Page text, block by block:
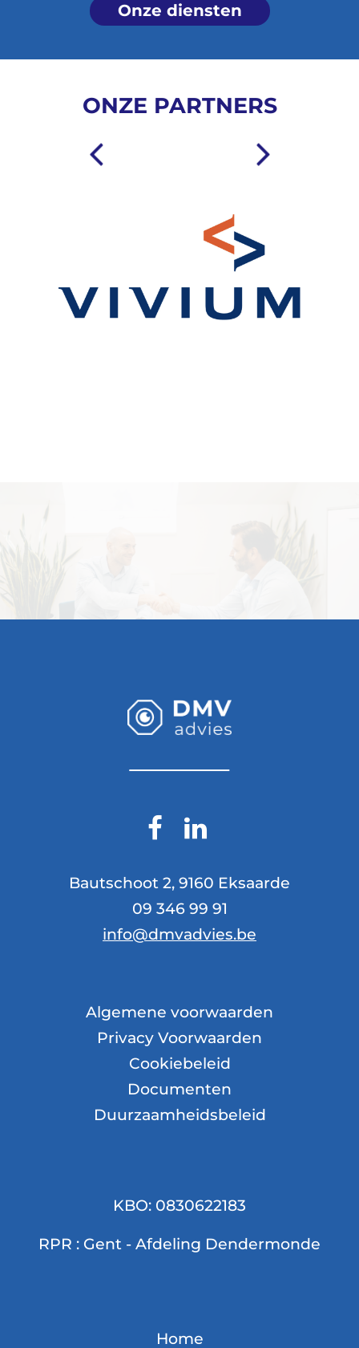
Onze diensten
ONZE PARTNERS
Bautschoot 2, 9160 Eksaarde
09 346 99 91
info@dmvadvies.be
Algemene voorwaarden
Privacy Voorwaarden
Cookiebeleid
Documenten
Duurzaamheidsbeleid
KBO: 0830622183
RPR : Gent - Afdeling Dendermonde
Home